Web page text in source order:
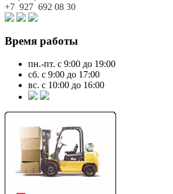
+7 927 692 08 30
Время работы
пн.-пт. с 9:00 до 19:00
сб. с 9:00 до 17:00
вс. с 10:00 до 16:00